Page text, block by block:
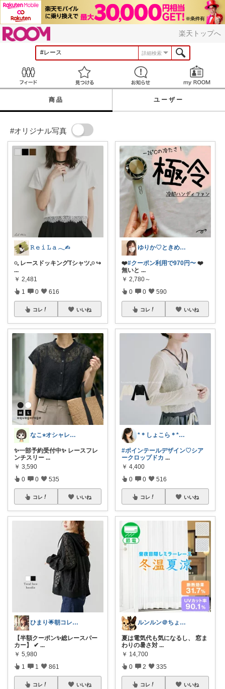
楽天トップへ
詳細検索
見つける お知らせ
商品 ユーザー
#オリジナル写真
𝚁 𝚎 𝚒 𝙻 𝚊 𓂃✍︎
𓏸𓈒 レースドッキングTシャツ𓈒𓏸 ↪️
...
￥ 2,481
1 0 616
コレ いいね
なこ⭐︎オシャレとインテリア🪴🌱
✨一部予約受付中✨ レースフレ
ンチスリー ...
￥ 3,590
0 0 535
コレ いいね
ひまり🌟朝コレ💡いつも感謝💓
【半額クーポン✨総レースパー
カー】 ✔ ...
￥ 5,980
1 1 861
コレ いいね
ゆりか♡ときめく暮らしと服✨️
❤️#クーポン利用で970円〜 ❤️
無いと ...
￥ 2,780～
0 0 590
コレ いいね
*＊しょこら＊*朝コレ
#ポインテールデザイン♡シア
ークロップドカ ...
￥ 4,400
0 0 516
コレ いいね
ルンルン＠ちょいラク暮らし
夏は電気代も気になるし、 窓ま
わりの暑さ対 ...
￥ 14,700
0 2 335
コレ いいね